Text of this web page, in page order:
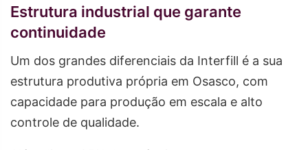
Estrutura industrial que garante
continuidade
Um dos grandes diferenciais da Interfill é a sua
estrutura produtiva própria em Osasco, com
capacidade para produção em escala e alto
controle de qualidade.